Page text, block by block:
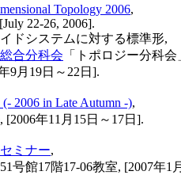
Topology 2006,
22-26, 2006].
ドシステムに対する標準形,
合分科会 「トポロジー分科会
9月19日～22日].
2006 in Late Autumn -),
年11月15日～17日].
ミナー,
号館17階17-06教室, [2007年1